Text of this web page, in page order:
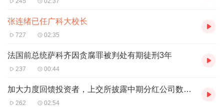
张连绪已任广科大校长
727 02:35
法国前总统萨科齐因贪腐罪被判处有期徒刑3年
237 00:44
加大力度回馈投资者，上交所披露中期分红公司数量同比增长354%
262 02:54